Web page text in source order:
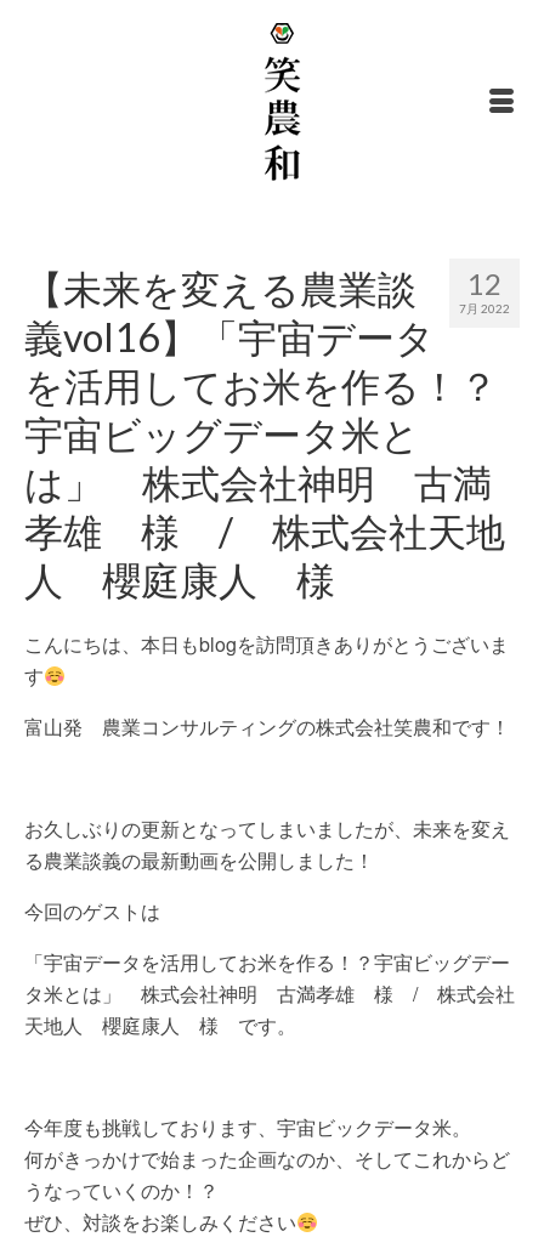
12
7月 2022
【未来を変える農業談
義vol16】「宇宙データ
を活用してお米を作る！？
宇宙ビッグデータ米と
は」 株式会社神明 古満
孝雄 様 / 株式会社天地
人 櫻庭康人 様
こんにちは、本日もblogを訪問頂きありがとうございま
す
富山発 農業コンサルティングの株式会社笑農和です！
お久しぶりの更新となってしまいましたが、未来を変え
る農業談義の最新動画を公開しました！
今回のゲストは
「宇宙データを活用してお米を作る！？宇宙ビッグデー
タ米とは」 株式会社神明 古満孝雄 様 / 株式会社
天地人 櫻庭康人 様 です。
今年度も挑戦しております、宇宙ビックデータ米。
何がきっかけで始まった企画なのか、そしてこれからど
うなっていくのか！？
ぜひ、対談をお楽しみください